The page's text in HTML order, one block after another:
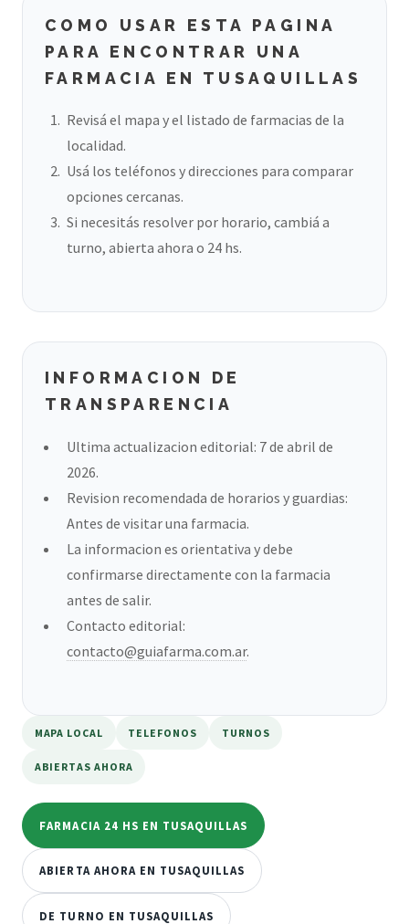
COMO USAR ESTA PAGINA
PARA ENCONTRAR UNA
FARMACIA EN TUSAQUILLAS
Revisá el mapa y el listado de farmacias de la
localidad.
Usá los teléfonos y direcciones para comparar
opciones cercanas.
Si necesitás resolver por horario, cambiá a
turno, abierta ahora o 24 hs.
INFORMACION DE
TRANSPARENCIA
Ultima actualizacion editorial: 7 de abril de
2026.
Revision recomendada de horarios y guardias:
Antes de visitar una farmacia.
La informacion es orientativa y debe
confirmarse directamente con la farmacia
antes de salir.
Contacto editorial:
contacto@guiafarma.com.ar.
MAPA LOCAL TELEFONOS TURNOS
ABIERTAS AHORA
FARMACIA 24 HS EN TUSAQUILLAS
ABIERTA AHORA EN TUSAQUILLAS
DE TURNO EN TUSAQUILLAS